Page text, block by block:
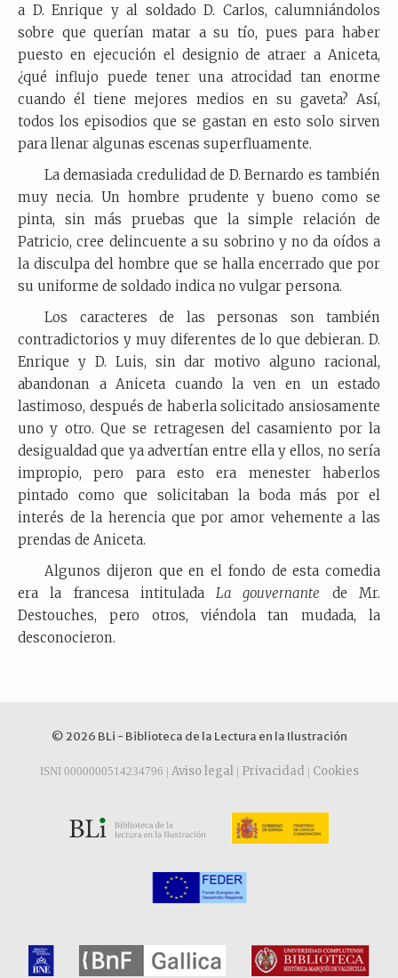
a D. Enrique y al soldado D. Carlos, calumniándolos
sobre que querían matar a su tío, pues para haber
puesto en ejecución el designio de atraer a Aniceta,
¿qué influjo puede tener una atrocidad tan enorme
cuando él tiene mejores medios en su gaveta? Así,
todos los episodios que se gastan en esto solo sirven
para llenar algunas escenas superfluamente.
La demasiada credulidad de D. Bernardo es también
muy necia. Un hombre prudente y bueno como se
pinta, sin más pruebas que la simple relación de
Patricio, cree delincuente a su sobrino y no da oídos a
la disculpa del hombre que se halla encerrado que por
su uniforme de soldado indica no vulgar persona.
Los caracteres de las personas son también
contradictorios y muy diferentes de lo que debieran. D.
Enrique y D. Luis, sin dar motivo alguno racional,
abandonan a Aniceta cuando la ven en un estado
lastimoso, después de haberla solicitado ansiosamente
uno y otro. Que se retragesen del casamiento por la
desigualdad que ya advertían entre ella y ellos, no sería
impropio, pero para esto era menester haberlos
pintado como que solicitaban la boda más por el
interés de la herencia que por amor vehemente a las
prendas de Aniceta.
Algunos dijeron que en el fondo de esta comedia
era la francesa intitulada La gouvernante de Mr.
Destouches, pero otros, viéndola tan mudada, la
desconocieron.
© 2026 BLi - Biblioteca de la Lectura en la Ilustración
ISNI 0000000514234796 | Aviso legal | Privacidad | Cookies